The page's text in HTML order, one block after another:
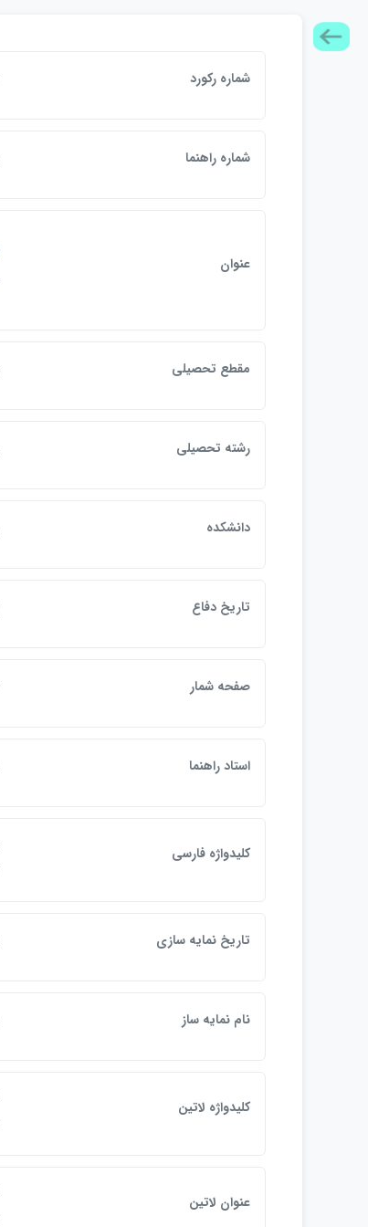
شماره ركورد
شماره راهنما
عنوان
مقطع تحصيلي
رشته تحصيلي
دانشكده
تاريخ دفاع
صفحه شمار
استاد راهنما
كليدواژه فارسي
تاريخ نمايه سازي
نام نمايه ساز
كليدواژه لاتين
عنوان لاتين